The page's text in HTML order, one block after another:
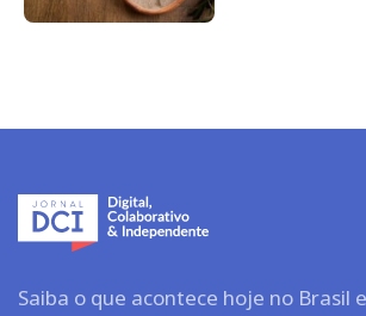
Saiba o que acontece hoje no Brasil